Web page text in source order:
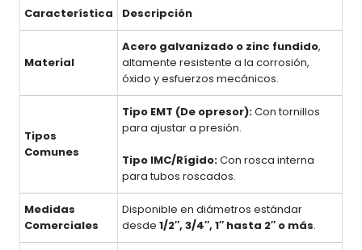
Característica Descripción
Material
Acero galvanizado o zinc fundido,
altamente resistente a la corrosión,
óxido y esfuerzos mecánicos.
Tipos
Comunes
Tipo EMT (De opresor):Con tornillos
para ajustar a presión.
Tipo IMC/Rígido:Con rosca interna
para tubos roscados.
Medidas
Comerciales
Disponible en diámetros estándar
desde 1/2″, 3/4″, 1″ hasta 2″ o más.